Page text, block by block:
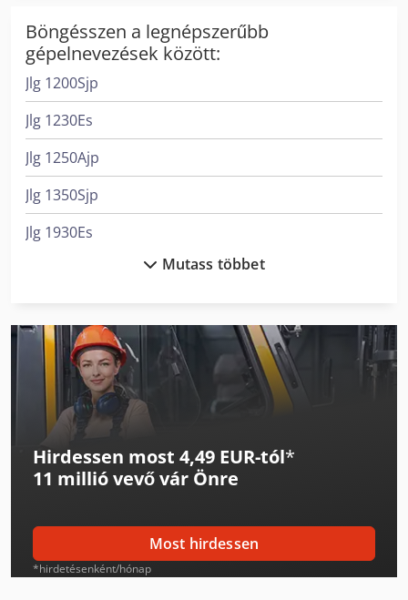
Böngésszen a legnépszerűbb
gépelnevezések között:
Jlg 1200Sjp
Jlg 1230Es
Jlg 1250Ajp
Jlg 1350Sjp
Jlg 1930Es
Jlg 3246Es
Jlg 450Aj
Jlg 600Aj
Jlg 800Aj
Jlg E300Ajp
Jlg E400Ajpn
Jlg E450Aj
Mutass többet
Hirdessen most 4,49 EUR-tól*
11 millió vevővár Önre
Most hirdessen
*hirdetésenként/hónap